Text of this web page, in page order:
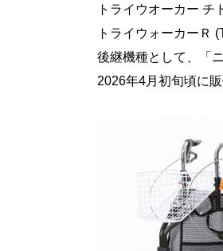
トライウオーカー チ
トライウォーカーＲ
後継機種として、「
2026年4月初旬頃に販